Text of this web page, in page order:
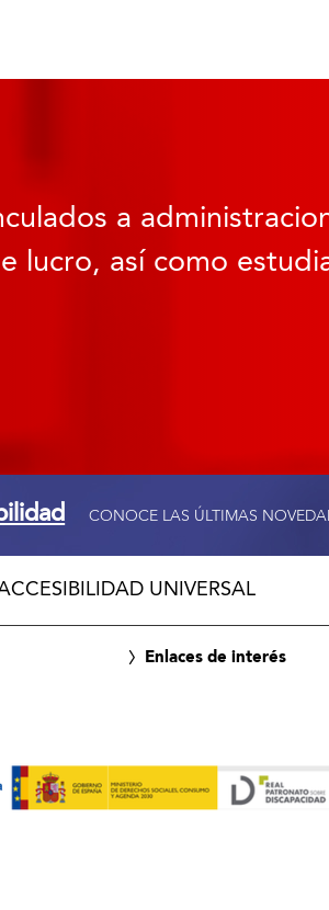
a
lucro, así como
CONOCE LAS ÚLTIMAS
UNIVERSAL
Enlaces de interés